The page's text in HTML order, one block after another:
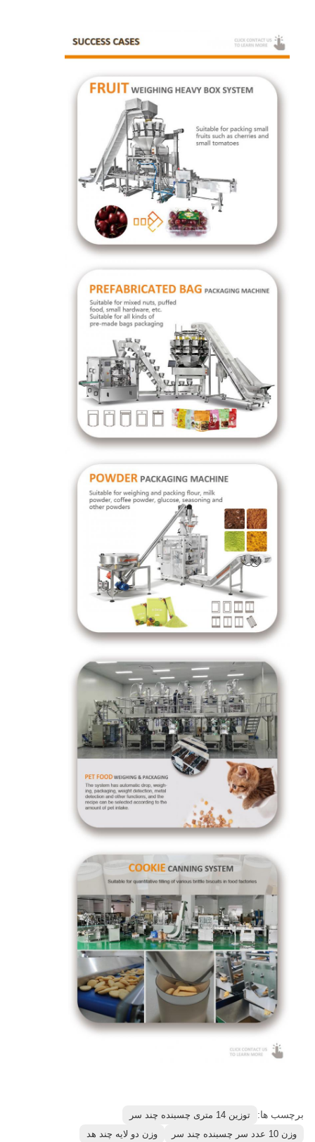
برچسب ها:
توزین 14 متری چسبنده چند سر
وزن 10 عدد سر چسبنده چند سر
وزن دو لایه چند هد